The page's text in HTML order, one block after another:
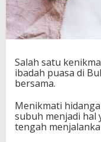
Salah satu
ibadah puasa di
bersama.
Menikmati
subuh menjadi hal
tengah